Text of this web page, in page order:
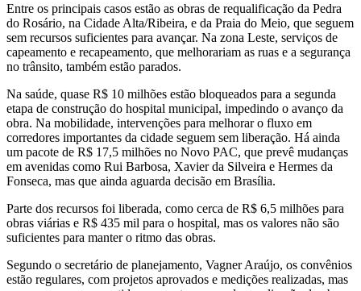
Entre os principais casos estão as obras de requalificação da Pedra
do Rosário, na Cidade Alta/Ribeira, e da Praia do Meio, que seguem
sem recursos suficientes para avançar. Na zona Leste, serviços de
capeamento e recapeamento, que melhorariam as ruas e a segurança
no trânsito, também estão parados.
Na saúde, quase R$ 10 milhões estão bloqueados para a segunda
etapa de construção do hospital municipal, impedindo o avanço da
obra. Na mobilidade, intervenções para melhorar o fluxo em
corredores importantes da cidade seguem sem liberação. Há ainda
um pacote de R$ 17,5 milhões no Novo PAC, que prevê mudanças
em avenidas como Rui Barbosa, Xavier da Silveira e Hermes da
Fonseca, mas que ainda aguarda decisão em Brasília.
Parte dos recursos foi liberada, como cerca de R$ 6,5 milhões para
obras viárias e R$ 435 mil para o hospital, mas os valores não são
suficientes para manter o ritmo das obras.
Segundo o secretário de planejamento, Vagner Araújo, os convênios
estão regulares, com projetos aprovados e medições realizadas, mas